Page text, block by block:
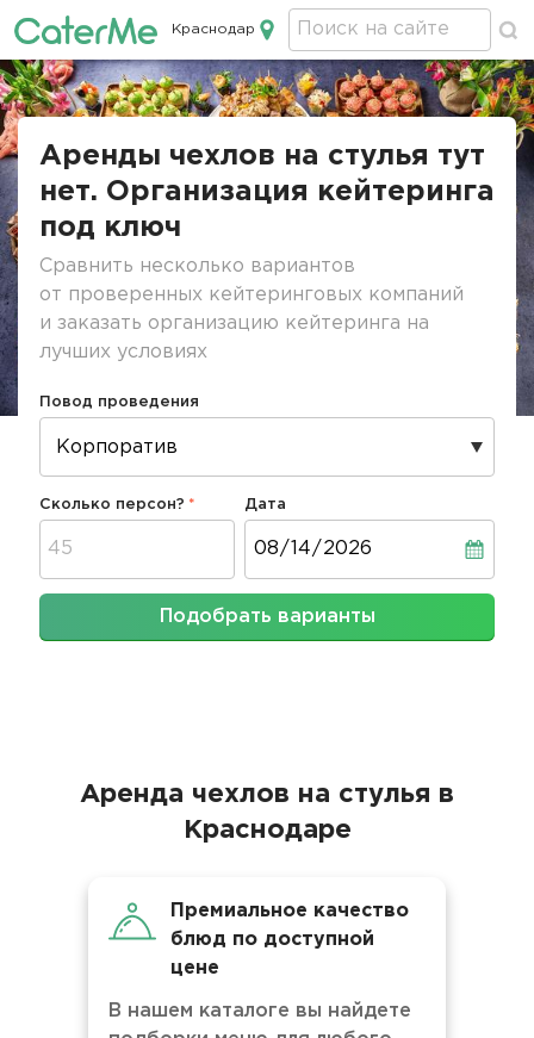
Кейтеринг в Краснодаре
Краснодар
Строка
Аренды чехлов на стулья тут
нет. Организация кейтеринга
под ключ
Сравнить несколько вариантов
от проверенных кейтеринговых компаний
и заказать организацию кейтеринга на
лучших условиях
Повод проведения
Сколько персон? Дата
Подобрать варианты
Аренда чехлов на стулья в
Краснодаре
Премиальное качество
блюд по доступной
цене
В нашем каталоге вы найдете